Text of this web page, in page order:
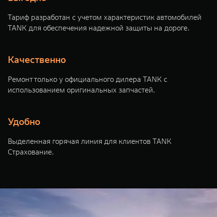
Расширяя границы комфорта
от 6 149 000 ₽
Эстетика
от 5 699
Масштаб возможностей
от 6 449 000 ₽
Масштаб
Тариф разработан с учетом характеристик автомобилей
TANK для обеспечения надежной защиты на дороге.
Качественно
Ремонт только у официального дилера TANK с
использованием оригинальных запчастей.
Удобно
Выделенная горячая линия для клиентов TANK
Страхование.